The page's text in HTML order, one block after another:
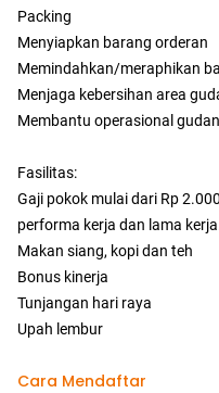
Packing
Menyiapkan barang orderan
Memindahkan/meraphikan
Menjaga kebersihan area
Membantu operasional
Fasilitas:
Gaji pokok mulai dari Rp
performa kerja dan lama
Makan siang, kopi dan teh
Bonus kinerja
Tunjangan hari raya
Upah lembur
Cara Mendaftar